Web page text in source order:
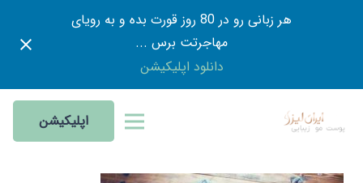
هر زبانی رو در 80 روز قورت بده و به رویای
مهاجرتت برس ...
دانلود اپلیکیشن
اپلیکیشن